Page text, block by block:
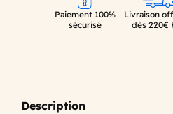
Paiement 100%
sécurisé
Livraison
dès 220€
Description